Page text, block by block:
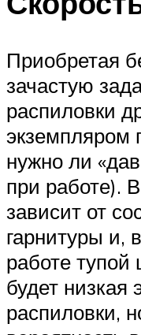
Приобретая
зачастую
распиловки
экземпляром
нужно ли
при работе).
зависит от
гарнитуры и,
работе тупой
будет низкая
распиловки,